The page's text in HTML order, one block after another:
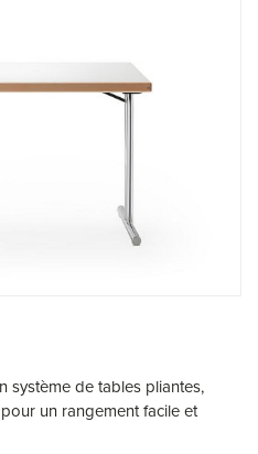
système de tables pliantes,
un rangement facile et